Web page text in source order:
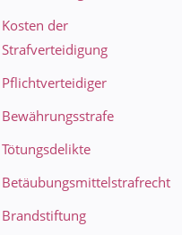
Kosten der
Strafverteidigung
Pflichtverteidiger
Bewährungsstrafe
Tötungsdelikte
Betäubungsmittelstrafrecht
Brandstiftung